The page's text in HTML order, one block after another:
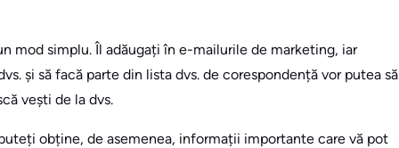
mod simplu. Îl adăugați în e-mailurile de marketing, iar
și să facă parte din lista dvs. de corespondență vor putea să
vești de la dvs.
obține, de asemenea, informații importante care vă pot